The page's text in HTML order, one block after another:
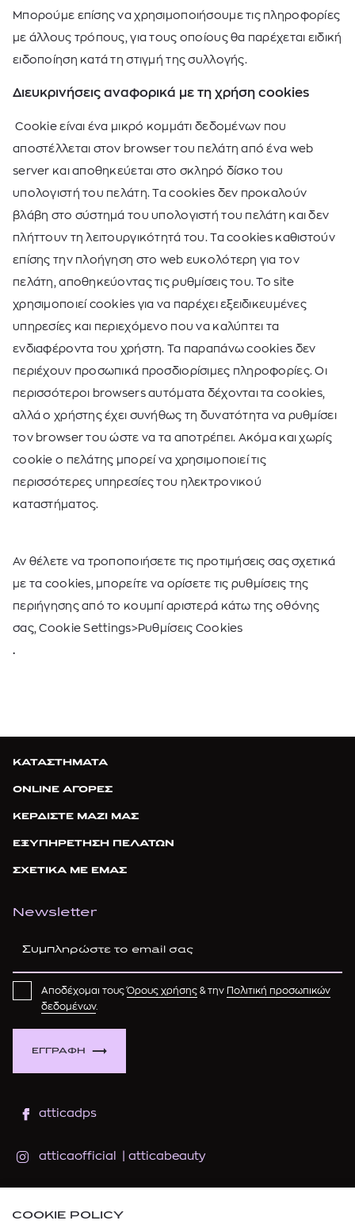
Μπορούμε επίσης να χρησιμοποιήσουμε τις πληροφορίες
με άλλους τρόπους, για τους οποίους θα παρέχεται ειδική
ειδοποίηση κατά τη στιγμή της συλλογής.
Διευκρινήσεις αναφορικά με τη χρήση cookies
Cookie είναι ένα μικρό κομμάτι δεδομένων που
αποστέλλεται στον browser του πελάτη από ένα web
server και αποθηκεύεται στο σκληρό δίσκο του
υπολογιστή του πελάτη. Τα cookies δεν προκαλούν
βλάβη στο σύστημά του υπολογιστή του πελάτη και δεν
πλήττουν τη λειτουργικότητά του. Τα cookies καθιστούν
επίσης την πλοήγηση στο web ευκολότερη για τον
πελάτη, αποθηκεύοντας τις ρυθμίσεις του. Το site
χρησιμοποιεί cookies για να παρέχει εξειδικευμένες
υπηρεσίες και περιεχόμενο που να καλύπτει τα
ενδιαφέροντα του χρήστη. Τα παραπάνω cookies δεν
περιέχουν προσωπικά προσδιορίσιμες πληροφορίες. Οι
περισσότεροι browsers αυτόματα δέχονται τα cookies,
αλλά ο χρήστης έχει συνήθως τη δυνατότητα να ρυθμίσει
τον browser του ώστε να τα αποτρέπει. Ακόμα και χωρίς
cookie ο πελάτης μπορεί να χρησιμοποιεί τις
περισσότερες υπηρεσίες του ηλεκτρονικού
καταστήματος.
Αν θέλετε να τροποποιήσετε τις προτιμήσεις σας σχετικά
με τα cookies, μπορείτε να ορίσετε τις ρυθμίσεις της
περιήγησης από το κουμπί αριστερά κάτω της οθόνης
σας, Cookie Settings>Ρυθμίσεις Cookies
.
ΚΑΤΑΣΤΗΜΑΤΑ
ONLINE ΑΓΟΡΕΣ
ΚΕΡΔΙΣΤΕ ΜΑΖΙ ΜΑΣ
ΕΞΥΠΗΡΕΤΗΣΗ ΠΕΛΑΤΩΝ
ΣΧΕΤΙΚΑ ΜΕ ΕΜΑΣ
Newsletter
ΕΓΓΡΑΦΗ
Αποδέχομαι τουςΌρους χρήσης & την Πολιτική προσωπικών
δεδομένων.
atticadps
atticaofficial atticabeauty
COOKIE POLICY